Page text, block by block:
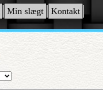
Min slægt Kontakt